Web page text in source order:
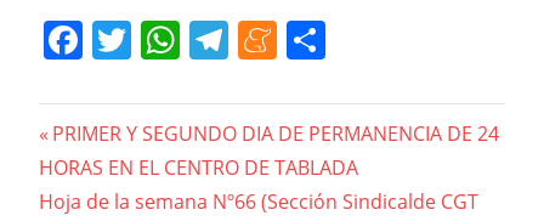
Facebook
Twitter
WhatsApp
Telegram
Meneame
Navegación
de
Previous
Post:
PRIMER Y SEGUNDO DIA DE PERMANENCIA DE 24
HORAS EN EL CENTRO DE TABLADA
Next
Hoja de la semana Nº66 (Sección Sindicalde CGT